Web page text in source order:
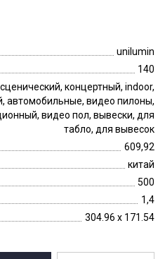
unilumin
140
сценический, концертный, indoor,
автомобильные, видео пилоны,
видео пол, вывески, для
табло, для вывесок
609,92
китай
500
1,4
304.96 x 171.54